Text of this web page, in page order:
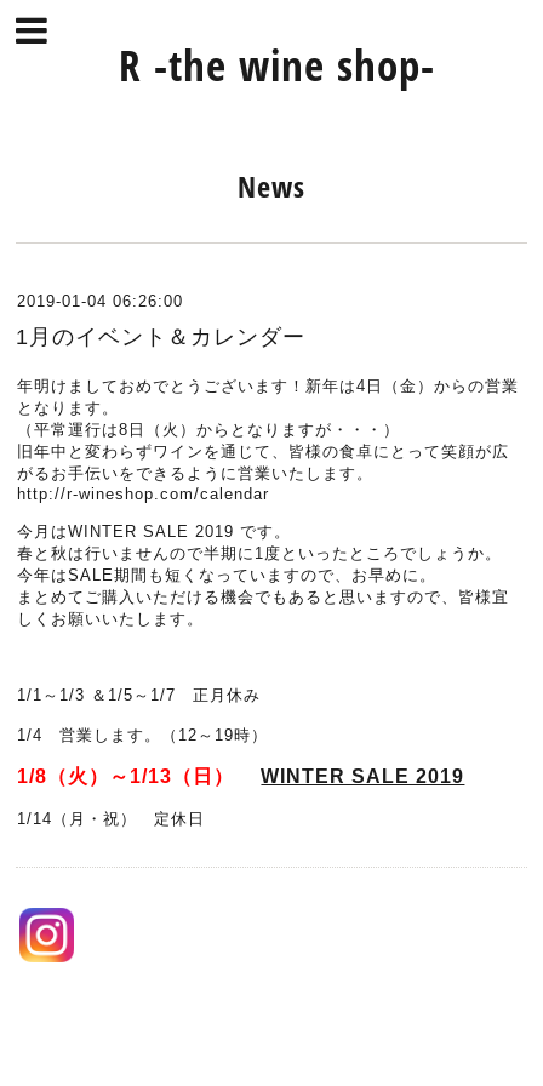
R -the wine shop-
News
2019-01-04 06:26:00
1月のイベント＆カレンダー
年明けましておめでとうございます！新年は4日（金）からの営業
となります。
（平常運行は8日（火）からとなりますが・・・）
旧年中と変わらずワインを通じて、皆様の食卓にとって笑顔が広
がるお手伝いをできるように営業いたします。
http://r-wineshop.com/calendar
今月はWINTER SALE 2019 です。
春と秋は行いませんので半期に1度といったところでしょうか。
今年はSALE期間も短くなっていますので、お早めに。
まとめてご購入いただける機会でもあると思いますので、皆様宜
しくお願いいたします。
1/1～1/3 ＆1/5～1/7 正月休み
1/4 営業します。（12～19時）
1/8（火）～1/13（日）WINTER SALE 2019
1/14（月・祝） 定休日